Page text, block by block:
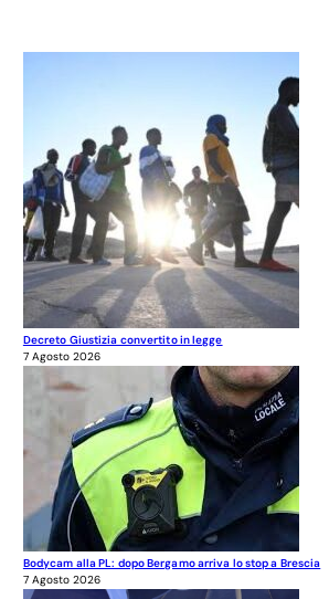
Decreto Giustizia convertito in legge
7 Agosto 2026
Bodycam alla PL: dopo Bergamo arriva lo stop a Brescia
7 Agosto 2026